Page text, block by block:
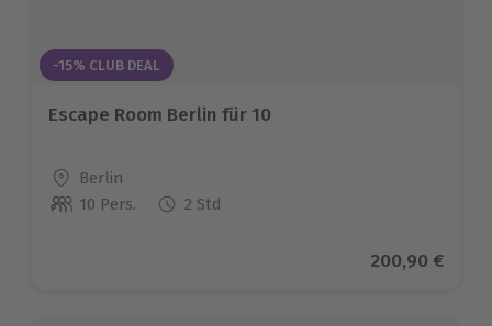
-15% CLUB DEAL
Escape Room Berlin für 10
Standort
Berlin
Anzahl der Teilnehmer
10 Pers. 2 Std
Aktueller
200,90 €